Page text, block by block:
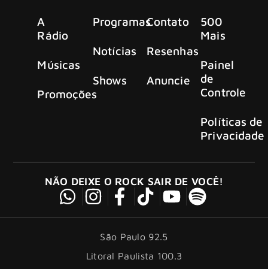
A
Rádio
Músicas
Promoções
Programas
Notícias
Shows
Contato
Resenhas
Anuncie
500
Mais
Painel
de
Controle
Políticas de
Privacidade
NÃO DEIXE O ROCK SAIR DE VOCÊ!
São Paulo 92.5
Litoral Paulista 100.3